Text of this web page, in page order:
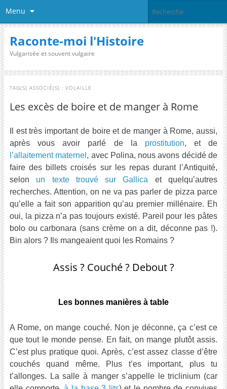
Menu
Raconte-moi l'Histoire
Vulgarisée et souvent vulgaire
TAG(S) ASSOCIÉ(S) : VOLAILLE
Les excès de boire et de manger à Rome
Il est très important de boire et de manger à Rome, aussi,
après vous avoir parlé de la prostitution, et de
l’allaitement maternel , avec Polina, nous avons décidé de
faire des billets croisés sur les repas durant l’Antiquité,
selon un texte trouvé sur Gallica et quelqu’autres
recherches. Attention, on ne va pas parler de pizza parce
qu’elle a fait son apparition qu’au premier millénaire. Eh
oui, la pizza n’a pas toujours existé. Pareil pour les pâtes
bolo ou carbonara (sans crème on a dit, déconne pas !).
Bin alors ? Ils mangeaient quoi les Romains ?
Assis ? Couché ? Debout ?
Les bonnes manières à table
A Rome, on mange couché. Non je déconne, ça c’est ce
que tout le monde pense. En fait, on mange plutôt assis.
C’est plus pratique quoi. Après, c’est assez classe d’être
couchés quand même. Plus t’es important, plus tu
t’allonges. La salle à manger s’appelle le triclinium (car